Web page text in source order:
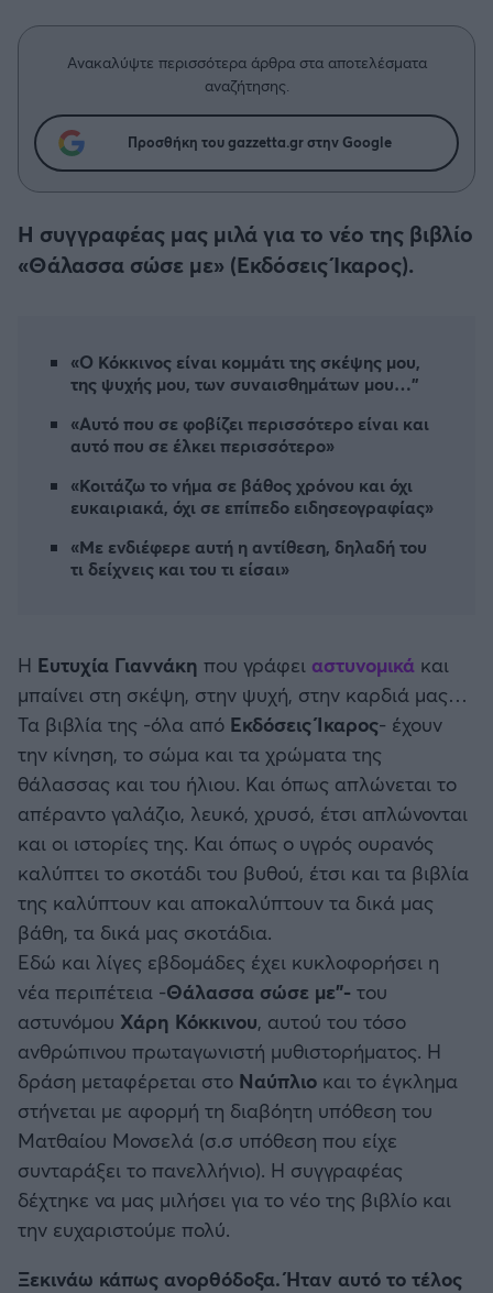
Άρης
ΟΦΗ
Ατρόμητος Αθηνών
Αστέρας Τρίπολης
Παναιτωλικός
Καλαμάτα
Ηρακλής
Ρεάλ Μαδρίτης
Ατλέτικο Μαδρίτης
Μάντσεστερ Γιουνάιτεντ
Μάντσεστερ Σίτι
Λίβερπουλ
Τσέλσι
Μίλαν
Μπάγερν Μονάχου
Μια Ιστορία από την Πόλη
Ανακαλύψτε περισσότερα άρθρα στα αποτελέσματα
αναζήτησης.
Προσθήκη του gazzetta.gr στην Google
Η συγγραφέας μας μιλά για το νέο της βιβλίο
«Θάλασσα σώσε με» (Εκδόσεις Ίκαρος).
«Ο Κόκκινος είναι κομμάτι της σκέψης μου,
της ψυχής μου, των συναισθημάτων μου…"
«Αυτό που σε φοβίζει περισσότερο είναι και
αυτό που σε έλκει περισσότερο»
«Κοιτάζω το νήμα σε βάθος χρόνου και όχι
ευκαιριακά, όχι σε επίπεδο ειδησεογραφίας»
«Με ενδιέφερε αυτή η αντίθεση, δηλαδή του
τι δείχνεις και του τι είσαι»
Η Ευτυχία Γιαννάκη που γράφει αστυνομικά και
μπαίνει στη σκέψη, στην ψυχή, στην καρδιά μας…
Τα βιβλία της -όλα από Εκδόσεις Ίκαρος- έχουν
την κίνηση, το σώμα και τα χρώματα της
θάλασσας και του ήλιου. Και όπως απλώνεται το
απέραντο γαλάζιο, λευκό, χρυσό, έτσι απλώνονται
και οι ιστορίες της. Και όπως ο υγρός ουρανός
καλύπτει το σκοτάδι του βυθού, έτσι και τα βιβλία
της καλύπτουν και αποκαλύπτουν τα δικά μας
βάθη, τα δικά μας σκοτάδια.
Εδώ και λίγες εβδομάδες έχει κυκλοφορήσει η
νέα περιπέτεια -Θάλασσα σώσε με"- του
αστυνόμου Χάρη Κόκκινου, αυτού του τόσο
ανθρώπινου πρωταγωνιστή μυθιστορήματος. Η
δράση μεταφέρεται στο Ναύπλιο και το έγκλημα
στήνεται με αφορμή τη διαβόητη υπόθεση του
Ματθαίου Μονσελά (σ.σ υπόθεση που είχε
συνταράξει το πανελλήνιο). Η συγγραφέας
δέχτηκε να μας μιλήσει για το νέο της βιβλίο και
την ευχαριστούμε πολύ.
Ξεκινάω κάπως ανορθόδοξα. Ήταν αυτό το τέλος